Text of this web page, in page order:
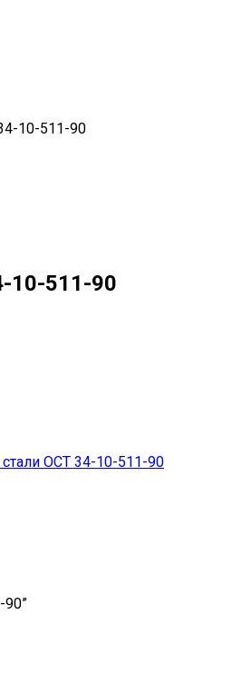
10-511-90
10-511-90
ОСТ 34-10-511-90